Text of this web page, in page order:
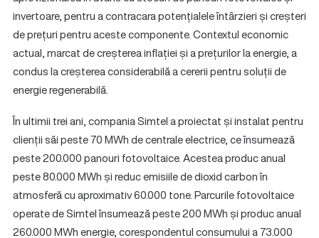
invertoare, pentru a contracara potențialele întârzieri și creșteri
de prețuri pentru aceste componente. Contextul economic
actual, marcat de creșterea inflației și a prețurilor la energie, a
condus la creșterea considerabilă a cererii pentru soluții de
energie regenerabilă.
În ultimii trei ani, compania Simtel a proiectat și instalat pentru
clienții săi peste 70 MWh de centrale electrice, ce însumează
peste 200.000 panouri fotovoltaice. Acestea produc anual
peste 80.000 MWh și reduc emisiile de dioxid carbon în
atmosferă cu aproximativ 60.000 tone. Parcurile fotovoltaice
operate de Simtel însumează peste 200 MWh și produc anual
260.000 MWh energie, corespondentul consumului a 73.000